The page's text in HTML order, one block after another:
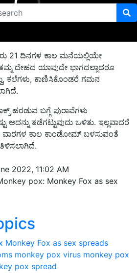
21 ದಿನಗಳ ಕಾಲ ಮನೆಯಲ್ಲಿಯೇ
ದೇಹದ ಯಾವುದೇ ಭಾಗದಲ್ಲಾದರೂ
ಕಲೆಗಳು, ಕಾಣಿಸಿಕೊಂಡರೆ ಗಮನ
ಹರಡುವ ಬಗ್ಗೆ ಪುರಾವೆಗಳು
ಅದನ್ನು ತಡೆಗಟ್ಟುವುದು ಒಳಿತು. ಇಲ್ಲವಾದರೆ
ವಾರಗಳ ಕಾಲ ಕಾಂಡೋಮ್ ಬಳಸುವಂತೆ
2022, 11:02 AM
pox: Monkey Fox as sex
Monkey Fox as sex spreads
monkey pox virus monkey pox
pox spread